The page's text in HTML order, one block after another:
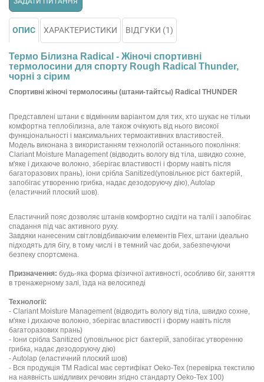
ОПИС ХАРАКТЕРИСТИКИ ВІДГУКИ (1)
Термо Білизна Radical - Жіночі спортивні
термолосини для спорту Rough Radical Thunder,
чорні з сірим
Спортивні жіночі термолосины (штани-тайтсы) Radical THUNDER
Представлені штани є відмінним варіантом для тих, хто шукає не тільки
комфортна теплобілизна, але також очікують від нього високої
функціональності і максимальних термоактивних властивостей.
Модель виконана з використанням технологій останнього покоління:
Clariant Moisture Management (відводить вологу від тіла, швидко сохне,
м'яке і дихаюче волокно, зберігає властивості і форму навіть після
багаторазових прань), іони срібла Sanitized(уповільнює ріст бактерій,
запобігає утворенню грибка, надає дезодоруючу дію), Autolap
(еластичний плоский шов).
Еластичний пояс дозволяє штанів комфортно сидіти на талії і запобігає
спадання під час активного руху.
Завдяки нанесеним світловідбиваючим елементів Flex, штани ідеально
підходять для бігу, в тому числі і в темний час доби, забезпечуючи
безпеку спортсмена.
Призначення: будь-яка форма фізичної активності, особливо біг, заняття
в тренажерному залі, їзда на велосипеді
Технології:
- Clariant Moisture Management (відводить вологу від тіла, швидко сохне,
м'яке і дихаюче волокно, зберігає властивості і форму навіть після
багаторазових прань)
- Іони срібла Sanitized (уповільнює ріст бактерій, запобігає утворенню
грибка, надає дезодоруючу дію)
- Autolap (еластичний плоский шов)
- Вся продукція ТМ Radical має сертифікат Oeko-Tex (перевірка текстилю
на наявність шкідливих речовин згідно стандарту Oeko-Tex 100)